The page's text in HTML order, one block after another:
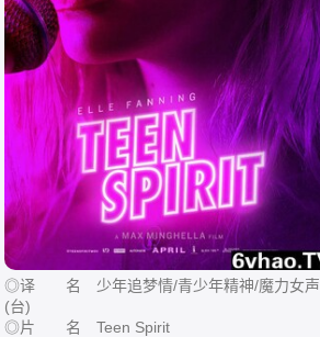
◎译 名 少年追梦情/青少年精神/魔力女声
(台)
◎片 名 Teen Spirit